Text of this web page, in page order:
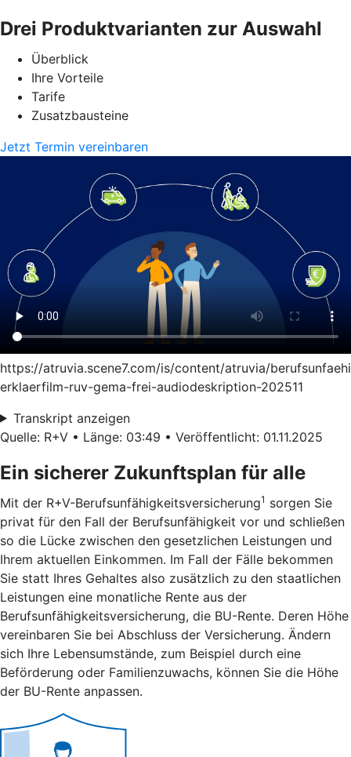
Drei Produktvarianten zur Auswahl
Überblick
Ihre Vorteile
Tarife
Zusatzbausteine
Jetzt Termin vereinbaren
https://atruvia.scene7.com/is/content/atruvia/
erklaerfilm-ruv-gema-frei-audiodeskription-202511
Transkript anzeigen
Quelle: R+V • Länge: 03:49 • Veröffentlicht: 01.11.2025
Ein sicherer Zukunftsplan für alle
Mit der R+V-Berufsunfähigkeitsversicherung1 sorgen Sie
privat für den Fall der Berufsunfähigkeit vor und schließen
so die Lücke zwischen den gesetzlichen Leistungen und
Ihrem aktuellen Einkommen. Im Fall der Fälle bekommen
Sie statt Ihres Gehaltes also zusätzlich zu den staatlichen
Leistungen eine monatliche Rente aus der
Berufsunfähigkeitsversicherung, die BU-Rente. Deren Höhe
vereinbaren Sie bei Abschluss der Versicherung. Ändern
sich Ihre Lebensumstände, zum Beispiel durch eine
Beförderung oder Familienzuwachs, können Sie die Höhe
der BU-Rente anpassen.